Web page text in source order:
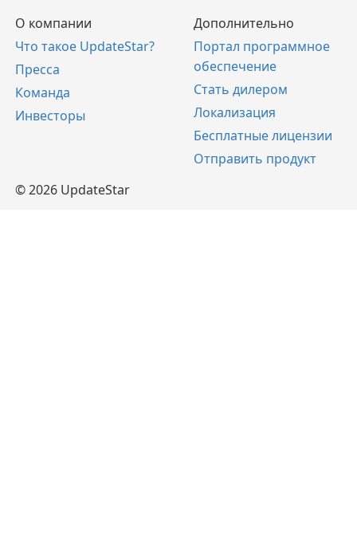
О компании
Что такое UpdateStar?
Пресса
Команда
Инвесторы
Дополнительно
Портал программное
обеспечение
Стать дилером
Локализация
Бесплатные лицензии
Отправить продукт
© 2026 UpdateStar